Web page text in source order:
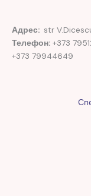
Адрес: str
Телефон: +373
+373 79944649